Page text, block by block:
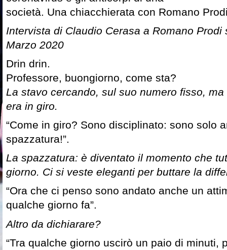
società. Una chiacchierata con Romano
Intervista di Claudio Cerasa a Romano
Marzo 2020
Drin drin.
Professore, buongiorno, come sta?
La stavo cercando, sul suo numero fisso,
era in giro.
“Come in giro? Sono disciplinato: sono solo
spazzatura!”.
La spazzatura: è diventato il momento che
giorno. Ci si veste eleganti per buttare la
“Ora che ci penso sono andato anche un
qualche giorno fa”.
Altro da dichiarare?
“Tra qualche giorno uscirò un paio di minuti,